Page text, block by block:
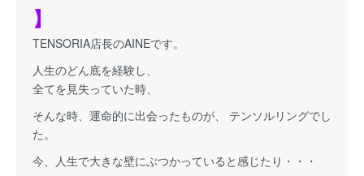
】
TENSORIA店長のAINEです。
人生のどん底を経験し、
全てを見失っていた時、
そんな時、運命的に出会ったものが、 テンソルリングでし
た。
今、人生で大きな壁にぶつかっていると感じたり・・・